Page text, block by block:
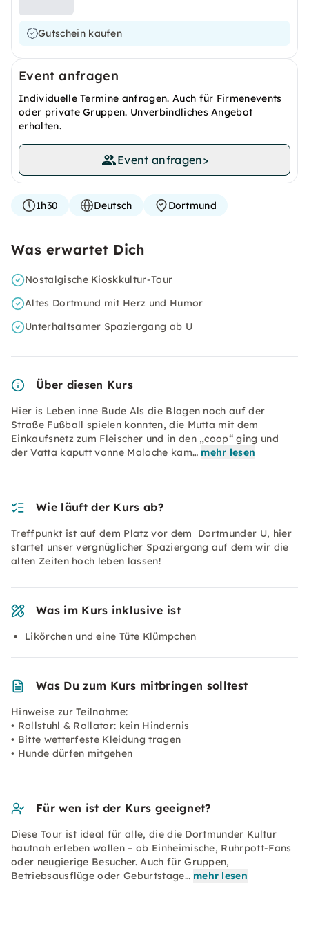
Gutschein kaufen
Event anfragen
Individuelle Termine anfragen. Auch für Firmenevents
oder private Gruppen. Unverbindliches Angebot
erhalten.
Event anfragen>
1h30 Deutsch Dortmund
Was erwartet Dich
Nostalgische Kioskkultur-Tour
Altes Dortmund mit Herz und Humor
Unterhaltsamer Spaziergang ab U
Über diesen Kurs
Hier is Leben inne Bude Als die Blagen noch auf der
Straße Fußball spielen konnten, die Mutta mit dem
Einkaufsnetz zum Fleischer und in den „coop“ ging und
der Vatta kaputt vonne Maloche kam… mehr lesen
Wie läuft der Kurs ab?
Treffpunkt ist auf dem Platz vor dem Dortmunder U, hier
startet unser vergnüglicher Spaziergang auf dem wir die
alten Zeiten hoch leben lassen!
Was im Kurs inklusive ist
Likörchen und eine Tüte Klümpchen
Was Du zum Kurs mitbringen solltest
Hinweise zur Teilnahme:
• Rollstuhl & Rollator: kein Hindernis
• Bitte wetterfeste Kleidung tragen
• Hunde dürfen mitgehen
Für wen ist der Kurs geeignet?
Diese Tour ist ideal für alle, die die Dortmunder Kultur
hautnah erleben wollen – ob Einheimische, Ruhrpott-Fans
oder neugierige Besucher. Auch für Gruppen,
Betriebsausflüge oder Geburtstage… mehr lesen